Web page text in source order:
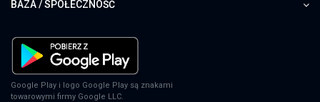
BAZA / SPOŁECZNOŚĆ
Google Play i logo Google Play są znakami
towarowymi firmy Google LLC.